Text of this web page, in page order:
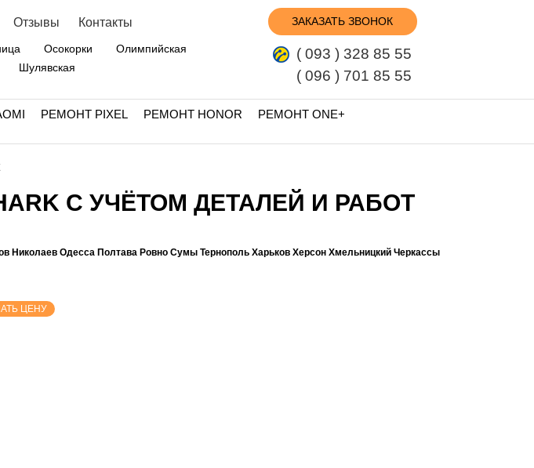
Отзывы Контакты
Осокорки
Олимпийская
Шулявская
ЗАКАЗАТЬ ЗВОНОК
( 093 ) 328 85 55
( 096 ) 701 85 55
РЕМОНТ PIXEL РЕМОНТ HONOR
РЕМОНТ ONE+
С УЧЁТОМ ДЕТАЛЕЙ И РАБОТ
Николаев Одесса Полтава Ровно Сумы Тернополь Харьков Херсон Хмельницкий Черкассы
ЦЕНУ